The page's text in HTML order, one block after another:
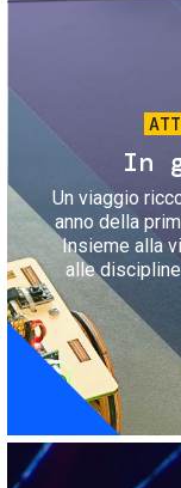
In
Un viaggio
anno della
Insieme alla
alle